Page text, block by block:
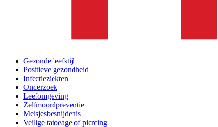
Gezonde leefstijl
Positieve gezondheid
Infectieziekten
Onderzoek
Leefomgeving
Zelfmoordpreventie
Meisjesbesnijdenis
Veilige tatoeage of piercing